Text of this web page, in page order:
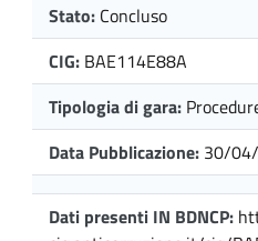
Stato: Concluso
CIG: BAE114E88A
Tipologia di gara:
Data Pubblicazione: 30/
Dati presenti IN BDNCP: